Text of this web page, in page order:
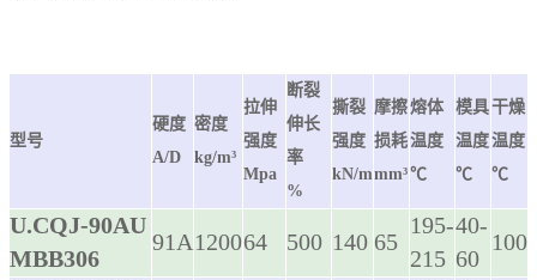
型号
硬度
A/D
密度
kg/m³
拉伸
强度
Mpa
断裂
伸长
率
%
撕裂
强度
kN/m
摩擦
损耗
mm³
熔体
温度
℃
模具
温度
℃
干燥
温度
℃
U.CQJ-90AU
MBB306
91A120064 500 140 65
195-
215
40-
60
100